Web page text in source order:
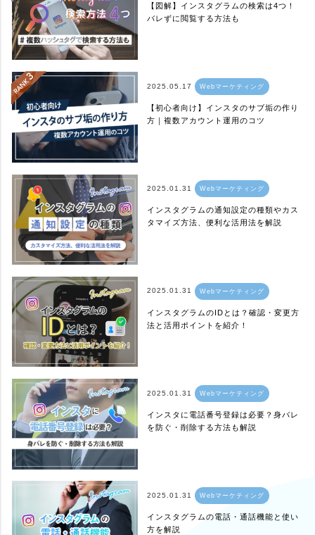
【図解】インスタグラムの検索は4つ！
バレずに閲覧する方法も
2025.05.17 Webマーケティング
【初心者向け】インスタのサブ垢の作り
方｜複数アカウント運用のコツ
2025.01.31 Webマーケティング
インスタグラムの通知設定の種類やカス
タマイズ方法、便利な活用法を解説
2025.01.31 Webマーケティング
インスタグラムのIDとは？確認・変更方
法と活用ポイントを紹介！
2025.01.31 Webマーケティング
インスタに電話番号登録は必要？身バレ
を防ぐ・削除する方法も解説
2025.01.31 Webマーケティング
インスタグラムの電話・通話機能と使い
方を解説